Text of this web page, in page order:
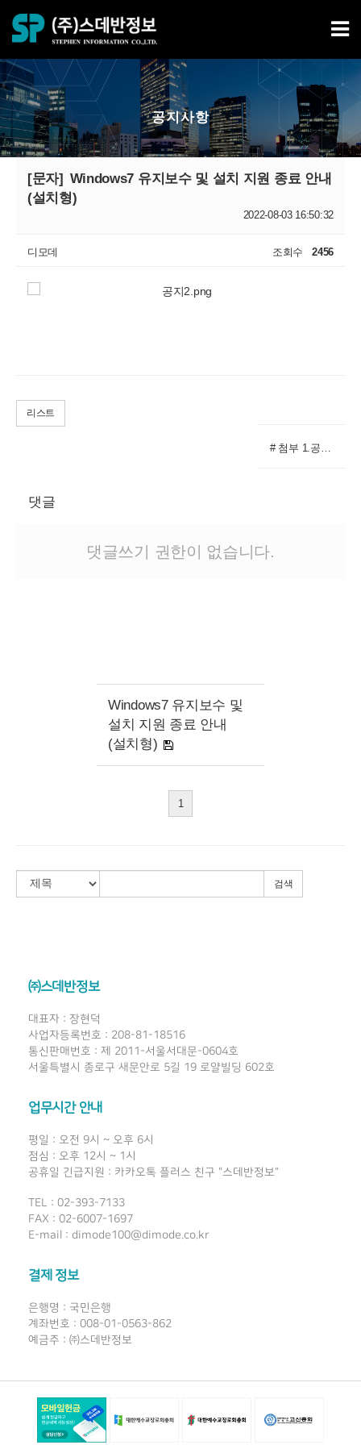
공지사항
[문자] Windows7 유지보수 및 설치 지원 종료 안내
(설치형)
2022-08-03 16:50:32
디모데 조회수2456
리스트
# 첨부 1.공지2.png
댓글
댓글쓰기 권한이 없습니다.
Windows7 유지보수 및
설치 지원 종료 안내
(설치형)
1
검색
㈜스데반정보
대표자 : 장현덕
사업자등록번호 : 208-81-18516
통신판매번호 : 제 2011-서울서대문-0604호
서울특별시 종로구 새문안로 5길 19 로얄빌딩 602호
업무시간 안내
평일 : 오전 9시 ~ 오후 6시
점심 : 오후 12시 ~ 1시
공휴일 긴급지원 : 카카오톡 플러스 친구 "스데반정보"
TEL : 02-393-7133
FAX : 02-6007-1697
E-mail : dimode100@dimode.co.kr
결제 정보
은행명 : 국민은행
계좌번호 : 008-01-0563-862
예금주 : ㈜스데반정보